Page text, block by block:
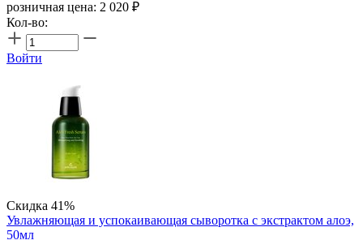
розничная цена: 2 020 ₽
Кол-во:
Войти
Скидка 41%
Увлажняющая и успокаивающая сыворотка с экстрактом алоэ,
50мл